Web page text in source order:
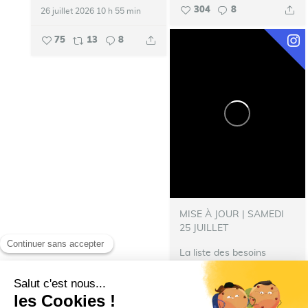
304 8
26 juillet 2026 10 h 55 min
75 13 8
MISE À JOUR | SAMEDI
25 JUILLET
La liste des besoins
s’allonge !
besoin de nourriture pour
les repas des pompiers